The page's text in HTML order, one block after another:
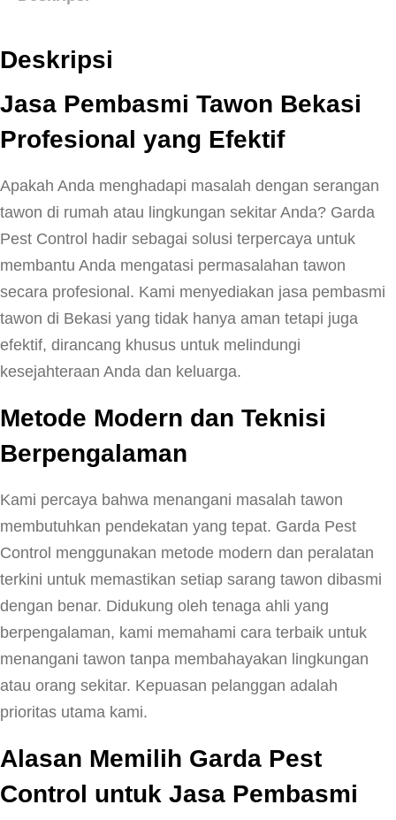
Deskripsi
Jasa Pembasmi Tawon Bekasi
Profesional yang Efektif
Apakah Anda menghadapi masalah dengan serangan
tawon di rumah atau lingkungan sekitar Anda? Garda
Pest Control hadir sebagai solusi terpercaya untuk
membantu Anda mengatasi permasalahan tawon
secara profesional. Kami menyediakan jasa pembasmi
tawon di Bekasi yang tidak hanya aman tetapi juga
efektif, dirancang khusus untuk melindungi
kesejahteraan Anda dan keluarga.
Metode Modern dan Teknisi
Berpengalaman
Kami percaya bahwa menangani masalah tawon
membutuhkan pendekatan yang tepat. Garda Pest
Control menggunakan metode modern dan peralatan
terkini untuk memastikan setiap sarang tawon dibasmi
dengan benar. Didukung oleh tenaga ahli yang
berpengalaman, kami memahami cara terbaik untuk
menangani tawon tanpa membahayakan lingkungan
atau orang sekitar. Kepuasan pelanggan adalah
prioritas utama kami.
Alasan Memilih Garda Pest
Control untuk Jasa Pembasmi